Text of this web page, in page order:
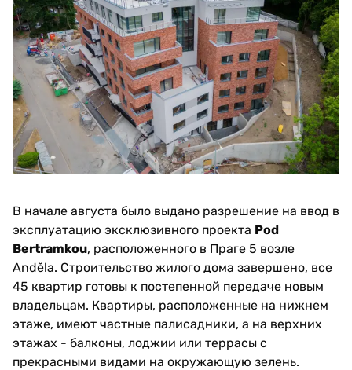
В начале августа было выдано разрешение на ввод в
эксплуатацию эксклюзивного проекта Pod
Bertramkou, расположенного в Праге 5 возле
Anděla. Строительство жилого дома завершено, все
45 квартир готовы к постепенной передаче новым
владельцам. Квартиры, расположенные на нижнем
этаже, имеют частные палисадники, а на верхних
этажах - балконы, лоджии или террасы с
прекрасными видами на окружающую зелень.